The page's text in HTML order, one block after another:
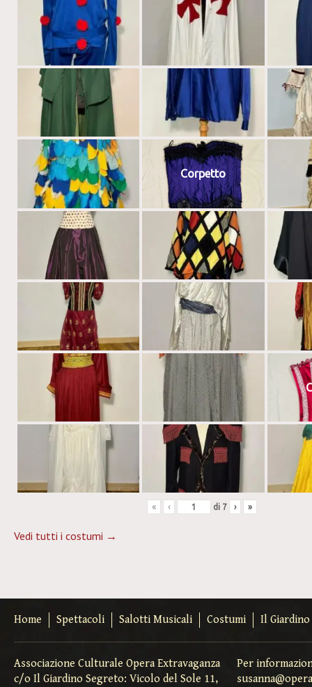
Corpetto
« ‹ di 7 › »
Vedi tutti i costumi →
Home Spettacoli Salotti Musicali Costumi Il
Associazione Culturale Opera Extravaganza
c/o Il Giardino Segreto: Vicolo del Sole 11,
Per